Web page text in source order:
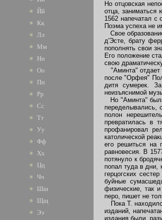
Йй
Кк
Лл
Мм
Нн
Оо
Пп
Рр
Сс
Тт
Уу
Фф
Хх
Цц
Чч
Шш
Щщ
Ээ
Но отцовская
отца, заниматься
1562 напечатал с
Поэма успеха не
Свое
д'Эсте, брату
пополнять свои
Его положение
свою
"Аминта" отдает
после "Орфея"
дитя сумерек.
неизъяснимой
Но "Аминта"
переделывались,
полон
превратилась в
профанировал
католической
его решиться на
равновесия. В
потянуло к
попал туда в дни,
герцогских
буйные
физические, так
перо, пишет не
Пока Т.
изданий,
издания были,